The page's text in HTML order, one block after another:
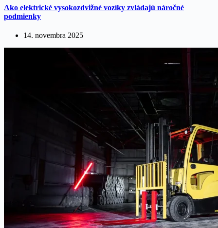
Ako elektrické vysokozdvižné vozíky zvládajú náročné
podmienky
14. novembra 2025